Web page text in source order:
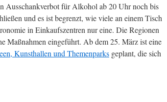
Ausschankverbot für Alkohol ab 20 Uhr noch bis
und es ist begrenzt, wie viele an einem Tisch
in Einkaufszentren nur eine. Die Regionen
Maßnahmen eingeführt. Ab dem 25. März ist eine
Kunsthallen und Themenparks geplant, die sich